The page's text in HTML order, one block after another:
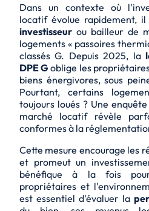
Dans un contexte où
locatif évolue rapidement,
investisseur ou bailleur de
logements « passoires
classés G. Depuis 2025, la
DPE G oblige les
biens énergivores, sous
Pourtant, certains
toujours loués ? Une
marché locatif révèle
conformes à la
Cette mesure encourage les
et promeut un
bénéfique à la fois
propriétaires et
est essentiel d'évaluer la